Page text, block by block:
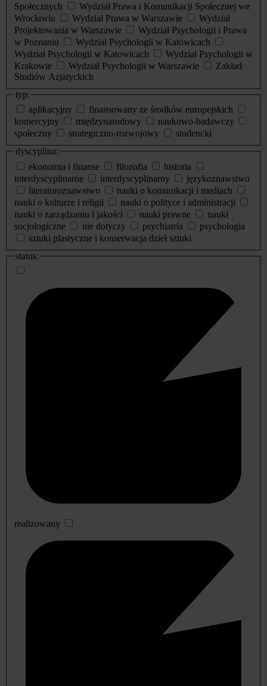
Społecznych
Wydział Prawa i Komunikacji Społecznej we
Wrocławiu
Wydział Prawa w Warszawie
Wydział
Projektowania w Warszawie
Wydział Psychologii i Prawa
w Poznaniu
Wydział Psychologii w Katowicach
Wydział Psychologii w Katowicach
Wydział Psychologii w
Krakowie
Wydział Psychologii w Warszawie
Zakład
Studiów Azjatyckich
typ:
aplikacyjny
finansowany ze środków europejskich
komercyjny
międzynarodowy
naukowo-badawczy
społeczny
strategiczno-rozwojowy
studencki
dyscyplina:
ekonomia i finanse
filozofia
historia
interdyscyplinarne
interdyscyplinarny
językoznawstwo
literaturoznawstwo
nauki o komunikacji i mediach
nauki o kulturze i religii
nauki o polityce i administracji
nauki o zarządzaniu i jakości
nauki prawne
nauki
socjologiczne
nie dotyczy psychiatria
psychologia
sztuki plastyczne i konserwacja dzieł sztuki
status:
realizowany